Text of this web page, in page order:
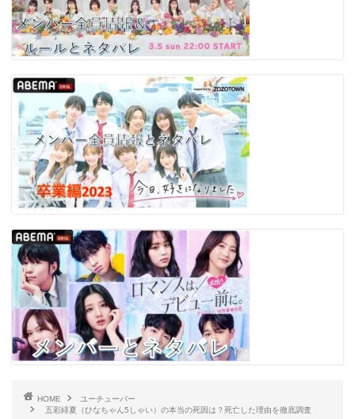
HOME
ユーチューバー
五彩緋夏（ひなちゃん5しゃい）の本当の死因は？死亡した理由を徹底調査